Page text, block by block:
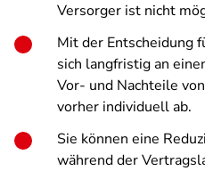
Versorger ist nicht
Mit der Entscheidung
sich langfristig an
Vor- und Nachteile
vorher individuell ab.
Sie können eine
während der